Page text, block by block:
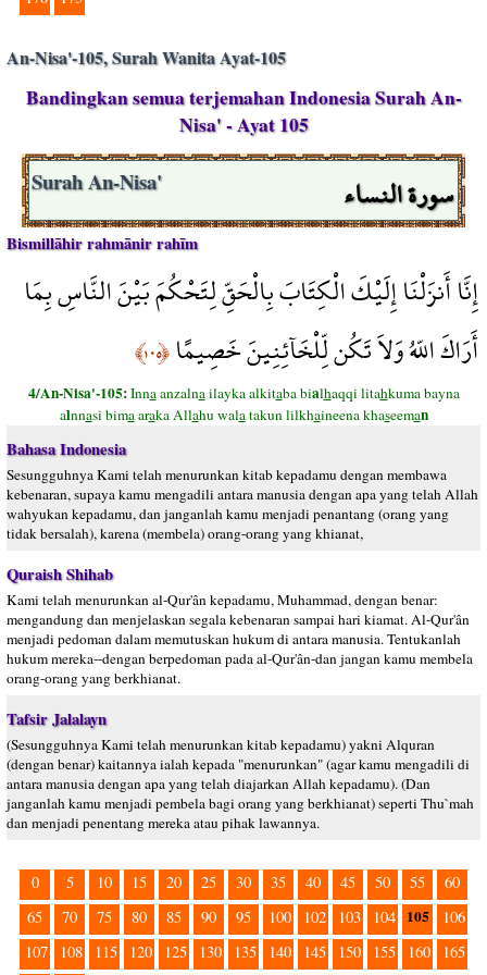
An-Nisa'-105, Surah Wanita Ayat-105
Bandingkan semua terjemahan Indonesia Surah An-
Nisa' - Ayat 105
سورة النساء Surah An-Nisa'
Bismillāhir rahmānir rahīm
إِنَّا أَنزَلْنَا إِلَيْكَ الْكِتَابَ بِالْحَقِّ لِتَحْكُمَ بَيْنَ النَّاسِ بِمَا
أَرَاكَ اللّهُ وَلاَ تَكُن لِّلْخَآئِنِينَ خَصِيمًا﴿١٠٥﴾
4/An-Nisa'-105:Innaanzalnailayka alkitaba bialhaqqi litahkuma bayna
alnnasi bimaaraka Allahu walatakun lilkhaineena khaseeman
Bahasa Indonesia
Sesungguhnya Kami telah menurunkan kitab kepadamu dengan membawa
kebenaran, supaya kamu mengadili antara manusia dengan apa yang telah Allah
wahyukan kepadamu, dan janganlah kamu menjadi penantang (orang yang
tidak bersalah), karena (membela) orang-orang yang khianat,
Quraish Shihab
Kami telah menurunkan al-Qur'ân kepadamu, Muhammad, dengan benar:
mengandung dan menjelaskan segala kebenaran sampai hari kiamat. Al-Qur'ân
menjadi pedoman dalam memutuskan hukum di antara manusia. Tentukanlah
hukum mereka--dengan berpedoman pada al-Qur'ân-dan jangan kamu membela
orang-orang yang berkhianat.
Tafsir Jalalayn
(Sesungguhnya Kami telah menurunkan kitab kepadamu) yakni Alquran
(dengan benar) kaitannya ialah kepada "menurunkan" (agar kamu mengadili di
antara manusia dengan apa yang telah diajarkan Allah kepadamu). (Dan
janganlah kamu menjadi pembela bagi orang yang berkhianat) seperti Thu`mah
dan menjadi penentang mereka atau pihak lawannya.
0 5 10 15 20 25 30 35 40 45 50 55
60
65
70 75 80 85 90 95 100 102 103 104 105
106
107
108 115 120 125 130 135 140 145 150 155 160 165